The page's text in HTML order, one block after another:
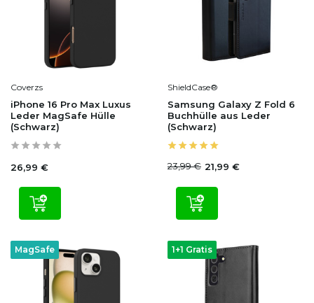
Coverzs
iPhone 16 Pro Max Luxus
Leder MagSafe Hülle
(Schwarz)
26,99 €
ShieldCase®
Samsung Galaxy Z Fold 6
Buchhülle aus Leder
(Schwarz)
23,99 € 21,99 €
MagSafe 1+1 Gratis